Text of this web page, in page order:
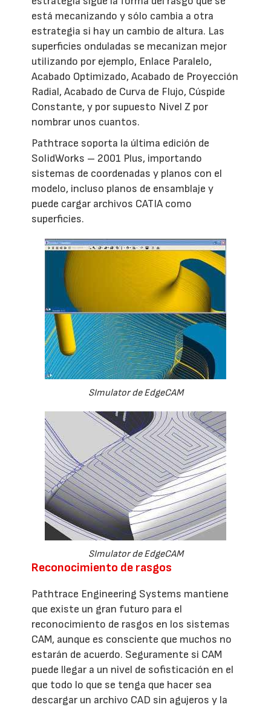
está mecanizando y sólo cambia a otra
estrategia si hay un cambio de altura. Las
superficies onduladas se mecanizan mejor
utilizando por ejemplo, Enlace Paralelo,
Acabado Optimizado, Acabado de Proyección
Radial, Acabado de Curva de Flujo, Cúspide
Constante, y por supuesto Nivel Z por
nombrar unos cuantos.
Pathtrace soporta la última edición de
SolidWorks – 2001 Plus, importando
sistemas de coordenadas y planos con el
modelo, incluso planos de ensamblaje y
puede cargar archivos CATIA como
superficies.
SImulator de EdgeCAM
SImulator de EdgeCAM
Reconocimiento de rasgos
Pathtrace Engineering Systems mantiene
que existe un gran futuro para el
reconocimiento de rasgos en los sistemas
CAM, aunque es consciente que muchos no
estarán de acuerdo. Seguramente si CAM
puede llegar a un nivel de sofisticación en el
que todo lo que se tenga que hacer sea
descargar un archivo CAD sin agujeros y la